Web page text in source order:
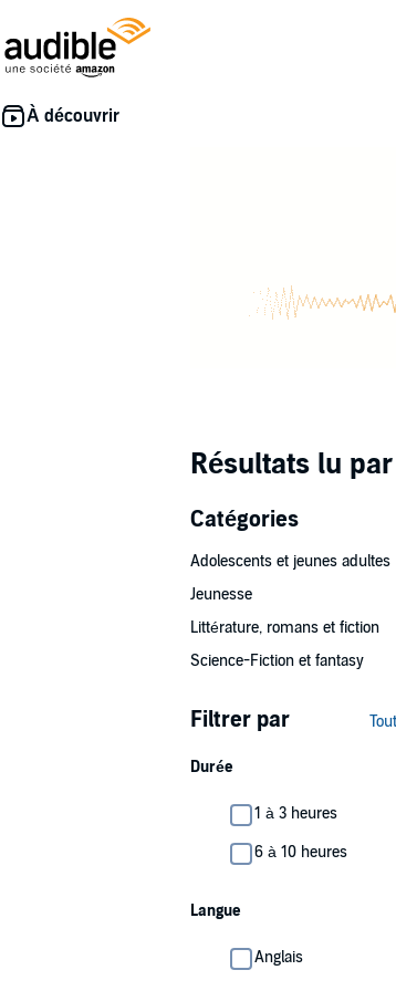
Résultats lu par
Catégories
Adolescents et jeunes adultes
Jeunesse
Littérature, romans et fiction
Science-Fiction et fantasy
Filtrer par
Durée
1 à 3 heures
6 à 10 heures
Langue
Anglais